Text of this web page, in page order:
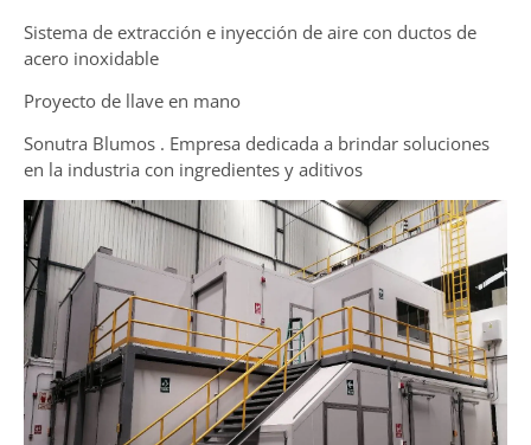
Sistema de extracción e inyección de aire con ductos de
acero inoxidable
Proyecto de llave en mano
Sonutra Blumos . Empresa dedicada a brindar soluciones
en la industria con ingredientes y aditivos